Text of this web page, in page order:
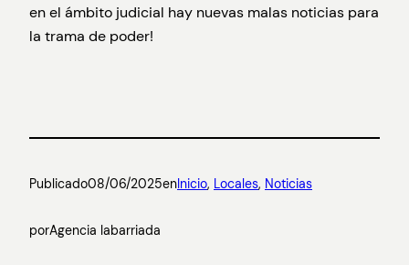
en el ámbito judicial hay nuevas malas noticias para
la trama de poder!
Publicado08/06/2025enInicio, Locales, Noticias
porAgencia labarriada